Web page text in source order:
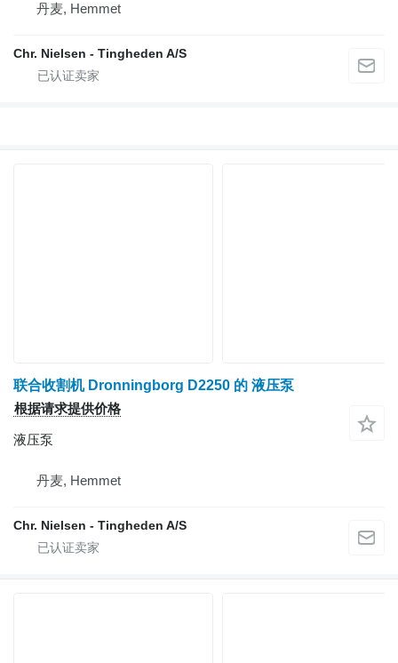
丹麦, Hemmet
Chr. Nielsen - Tingheden A/S
联合收割机 Dronningborg D2250 的 液压泵
根据请求提供价格
液压泵
丹麦, Hemmet
Chr. Nielsen - Tingheden A/S